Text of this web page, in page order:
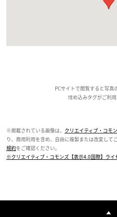
PCサイトで閲覧すると写真
埋め込みタグがご利用
※掲載されている画像は、 クリエイティブ・コモ
り、商用利用を含め、自由に複製または改変して
規約をご確認ください。
※クリエイティブ・コモンズ【表示4.0国際】ライ